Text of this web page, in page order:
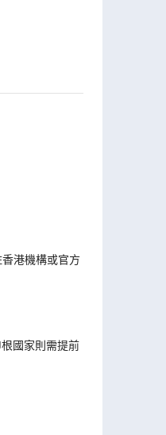
港機構或官方
國家則需提前